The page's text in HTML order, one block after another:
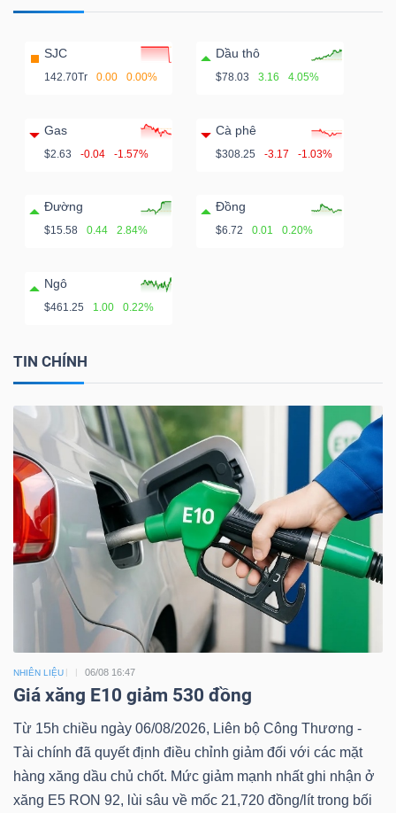
SJC
142.70Tr 0.00 0.00%
Dầu thô
$78.03 3.16 4.05%
Gas
$2.63 -0.04 -1.57%
Cà phê
$308.25 -3.17 -1.03%
Đường
$15.58 0.44 2.84%
Đồng
$6.72 0.01 0.20%
Ngô
$461.25 1.00 0.22%
TIN CHÍNH
NHIÊN LIỆU 06/08 16:47
Giá xăng E10 giảm 530 đồng
Từ 15h chiều ngày 06/08/2026, Liên bộ Công Thương -
Tài chính đã quyết định điều chỉnh giảm đối với các mặt
hàng xăng dầu chủ chốt. Mức giảm mạnh nhất ghi nhận ở
xăng E5 RON 92, lùi sâu về mốc 21,720 đồng/lít trong bối